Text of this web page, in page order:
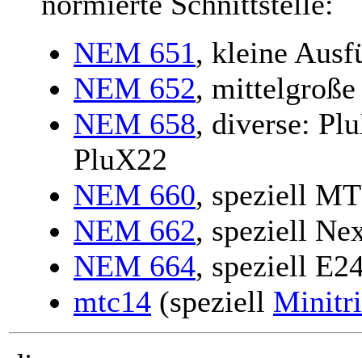
NEM 651, kleine
NEM 652,
NEM 658, diverse:
PluX22
NEM 660, speziell
NEM 662, speziell
NEM 664, speziell
mtc14 (speziell